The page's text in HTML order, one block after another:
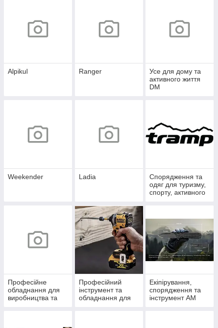
Alpikul Ranger
Усе для дому та
активного життя
DM
Weekender Ladia
Спорядження та
одяг для туризму,
спорту, активного
Професійне
обладнання для
виробництва та
Професійний
інструмент та
обладнання для
Екіпірування,
спорядження та
інструмент AM